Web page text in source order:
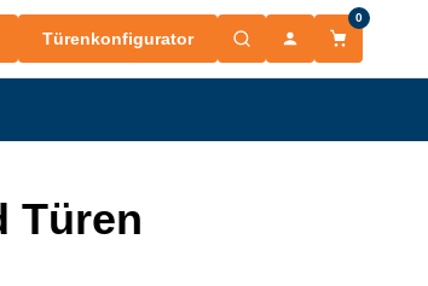
Türenkonfigurator
0
Türen